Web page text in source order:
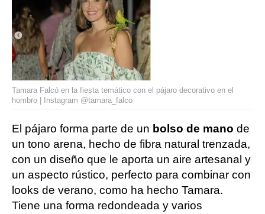
Tamara Falcó en la fiesta temático con el pájaro decorativo en el
hombro | Instagram @tamara_falco
El pájaro forma parte de un bolso de mano de
un tono arena, hecho de fibra natural trenzada,
con un diseño que le aporta un aire artesanal y
un aspecto rústico, perfecto para combinar con
looks de verano, como ha hecho Tamara.
Tiene una forma redondeada y varios